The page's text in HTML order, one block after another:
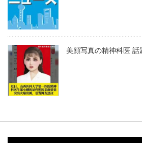
美顔写真の精神科医 話